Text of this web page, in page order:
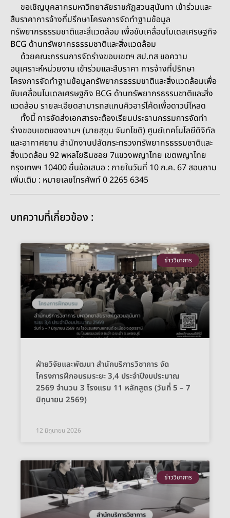
ขอเชิญบุคลากรมหาวิทยาลัยราชภัฏสวนสุนันทา เข้าร่วมและ
สืบราคาการจ้างที่ปรึกษาโครงการจัดทำฐานข้อมูล
ทรัพยากรธรรมชาติและสิ่แวดล้อม เพื่อขับเคลื่อนโมเดลเศรษฐกิจ
BCG ด้านทรัพยากรธรรมชาติและสิ่งแวดล้อม
ด้วยคณะกรรมการจัดร่างขอบเขตฯ สป.ทส ขอความ
อนุเคราะห์หน่วยงาน เข้าร่วมและสืบราคา การจ้างที่ปรึกษา
โครงการจัดทำฐานข้อมูลทรัพยากรธรรมชาติและสิ่งแวดล้อมเพื่อ
ขับเคลื่อนโมเดลเศรษฐกิจ BCG ด้านทรัพยากรธรรมชาติและสิ่ง
แวดล้อม รายละเอียดสามารถสแกนคิวอาร์โค้ดเพื่อดาวน์โหลด
ทั้งนี้ การจัดส่งเอกสารจะต้องเรียนประธานกรรมการจัดทำ
ร่างขอบเขตของงานฯ (นายสุขุม จันทโชติ) ศูนย์เทคโนโลยีดิจิทัล
และอากาศยาน สำนักงานปลัดกระทรวงทรัพยากรธรรมชาติและ
สิ่งแวดล้อม 92 พหลโยธินซอย 7แขวงพญาไทย เขตพญาไทย
กรุงเทพฯ 10400 ยื่นข้อเสนอ : ภายในวันที่ 10 ก.ค. 67สอบถาม
เพิ่มเติม : หมายเลขโทรศัพท์ 0 2265 6345
บทความที่เกี่ยวข้อง :
ข่าววิชาการ
ฝ่ายวิจัยและพัฒนา สำนักบริการวิชาการ จัด
โครงการฝึกอบรมระยะ 3,4 ประจำปีงบประมาณ
2569 จำนวน 3 โรงแรม 11 หลักสูตร (วันที่ 5 – 7
มิถุนายน 2569)
12 มิถุนายน 2026
ข่าววิชาการ